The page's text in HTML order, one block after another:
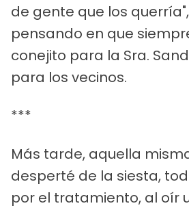
de gente que los
pensando en que
conejito para la Sra.
para los vecinos.
***
Más tarde, aquella
desperté de la siesta,
por el tratamiento, al oír